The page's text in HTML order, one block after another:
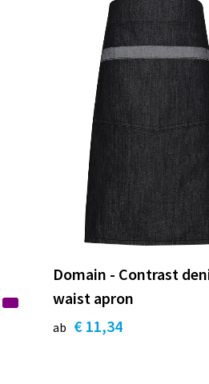
Domain - Contrast
waist apron
ab € 11,34